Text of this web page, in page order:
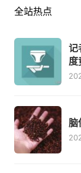
全站热点
记
度
脑